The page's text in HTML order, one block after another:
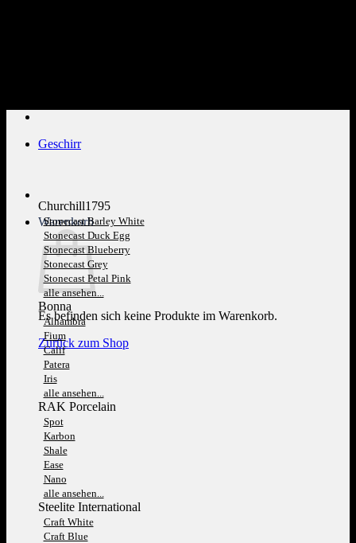
Warenkorb
Es befinden sich keine Produkte im Warenkorb.
Zurück zum Shop
Geschirr
Churchill1795
Stonecast Barley White
Stonecast Duck Egg
Stonecast Blueberry
Stonecast Grey
Stonecast Petal Pink
alle ansehen...
Bonna
Alhambra
Fium
Calif
Patera
Iris
alle ansehen...
RAK Porcelain
Spot
Karbon
Shale
Ease
Nano
alle ansehen...
Steelite International
Craft White
Craft Blue